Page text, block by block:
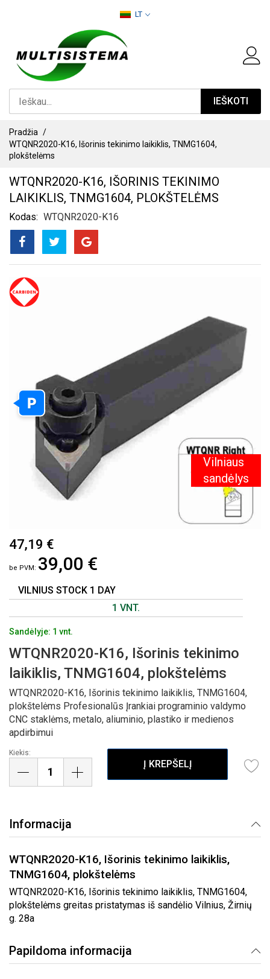
LT
IEŠKOTI
Pradžia
WTQNR2020-K16, Išorinis tekinimo laikiklis, TNMG1604,
plokštelėms
WTQNR2020-K16, IŠORINIS TEKINIMO
LAIKIKLIS, TNMG1604, PLOKŠTELĖMS
Kodas WTQNR2020-K16
PEREITI
Į
PAVEIKSLĖLIŲ
P
Vilniaus
sandėlys
Į
PAVEIKSLĖLIŲ
PRADŽIĄ
47,19 €
39,00 €
VILNIUS STOCK 1 DAY
1 VNT.
Sandėlyje: 1 vnt.
WTQNR2020-K16, Išorinis tekinimo
laikiklis, TNMG1604, plokštelėms
WTQNR2020-K16, Išorinis tekinimo laikiklis, TNMG1604,
plokštelėms Profesionalūs Įrankiai programinio valdymo
CNC staklėms, metalo, aliuminio, plastiko ir medienos
apdirbimui
Kiekis:
Į KREPŠELĮ
Informacija
WTQNR2020-K16, Išorinis tekinimo laikiklis,
TNMG1604, plokštelėms
WTQNR2020-K16, Išorinis tekinimo laikiklis, TNMG1604,
plokštelėms greitas pristatymas iš sandėlio Vilnius, Žirnių
g. 28a
Papildoma informacija